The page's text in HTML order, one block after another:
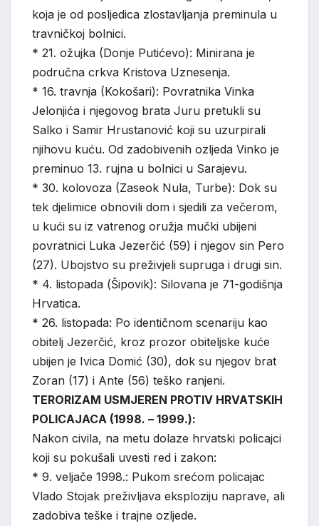
koja je od posljedica zlostavljanja preminula u
travničkoj bolnici.
* 21. ožujka (Donje Putićevo): Minirana je
područna crkva Kristova Uznesenja.
* 16. travnja (Kokošari): Povratnika Vinka
Jelonjića i njegovog brata Juru pretukli su
Salko i Samir Hrustanović koji su uzurpirali
njihovu kuću. Od zadobivenih ozljeda Vinko je
preminuo 13. rujna u bolnici u Sarajevu.
* 30. kolovoza (Zaseok Nula, Turbe): Dok su
tek djelimice obnovili dom i sjedili za večerom,
u kući su iz vatrenog oružja mučki ubijeni
povratnici Luka Jezerčić (59) i njegov sin Pero
(27). Ubojstvo su preživjeli supruga i drugi sin.
* 4. listopada (Šipovik): Silovana je 71-godišnja
Hrvatica.
* 26. listopada: Po identičnom scenariju kao
obitelj Jezerčić, kroz prozor obiteljske kuće
ubijen je Ivica Domić (30), dok su njegov brat
Zoran (17) i Ante (56) teško ranjeni.
TERORIZAM USMJEREN PROTIV HRVATSKIH
POLICAJACA (1998. – 1999.):
Nakon civila, na metu dolaze hrvatski policajci
koji su pokušali uvesti red i zakon:
* 9. veljače 1998.: Pukom srećom policajac
Vlado Stojak preživljava eksploziju naprave, ali
zadobiva teške i trajne ozljede.